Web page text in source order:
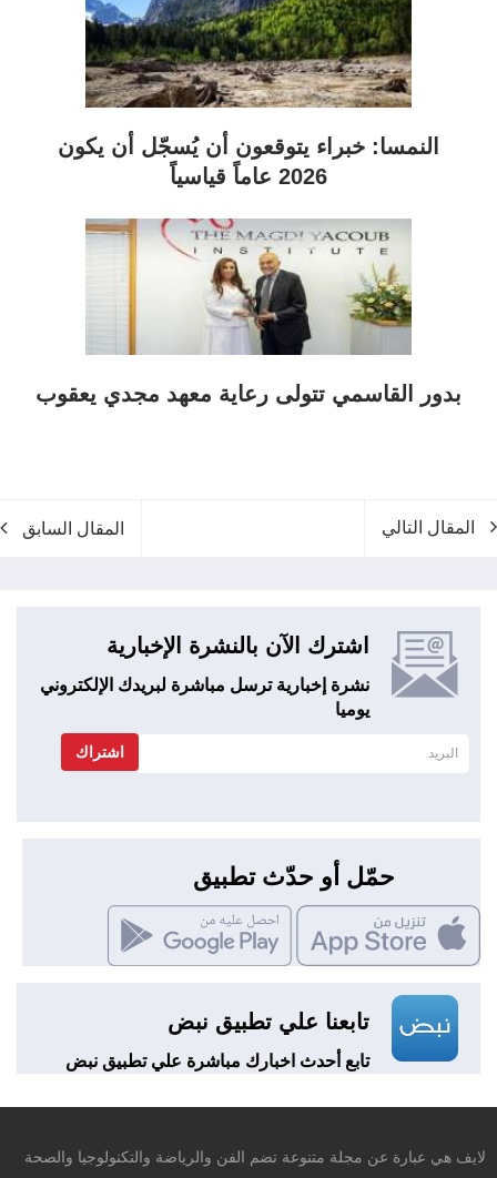
النمسا: خبراء يتوقعون أن يُسجّل أن يكون
2026 عاماً قياسياً
بدور القاسمي تتولى رعاية معهد مجدي يعقوب
المقال التالي المقال السابق
اشترك الآن بالنشرة الإخبارية
نشرة إخبارية ترسل مباشرة لبريدك الإلكتروني
يوميا
اشتراك
حمّل أو حدّث تطبيق
تابعنا علي تطبيق نبض
تابع أحدث اخبارك مباشرة علي تطبيق نبض
لايف هي عبارة عن مجلة متنوعة تضم الفن والرياضة والتكنولوجيا والصحة